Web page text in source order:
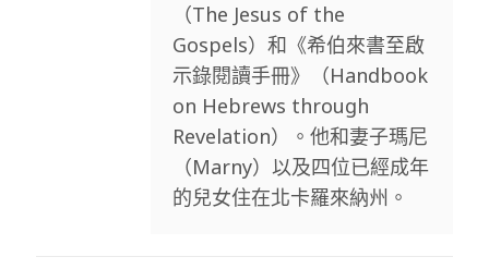
（The Jesus of the
Gospels）和《希伯來書至啟
示錄閱讀手冊》（Handbook
on Hebrews through
Revelation）。他和妻子瑪尼
（Marny）以及四位已經成年
的兒女住在北卡羅來納州。